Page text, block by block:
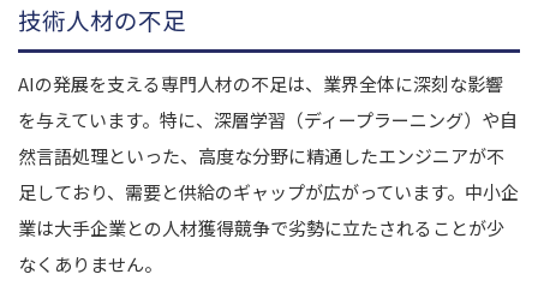
技術人材の不足
AIの発展を支える専門人材の不足は、業界全体に深刻な影響
を与えています。特に、深層学習（ディープラーニング）や自
然言語処理といった、高度な分野に精通したエンジニアが不
足しており、需要と供給のギャップが広がっています。中小企
業は大手企業との人材獲得競争で劣勢に立たされることが少
なくありません。